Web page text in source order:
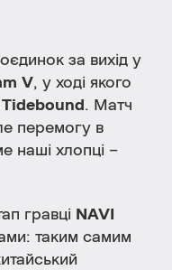
за вихід у
V, у ході якого
Tidebound . Матч
перемогу в
наші хлопці –
гравці NAVI
таким самим